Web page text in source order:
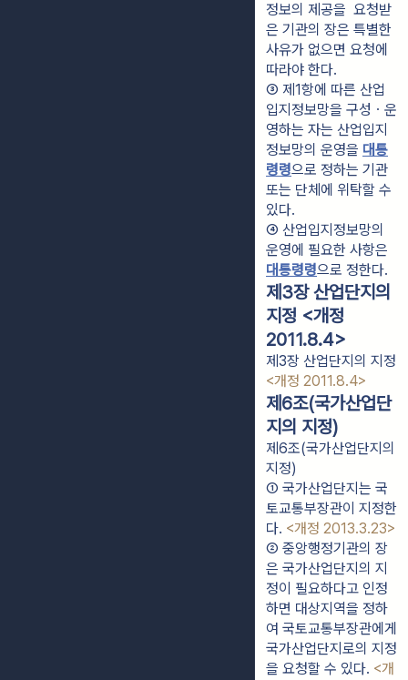
정보의 제공을  요청받
은 기관의 장은 특별한
사유가 없으면 요청에
따라야 한다.
③ 제1항에 따른 산업
입지정보망을 구성ㆍ운
영하는 자는 산업입지
정보망의 운영을 대통
령령으로 정하는 기관
또는 단체에 위탁할 수
있다.
④ 산업입지정보망의
대통령령으로 정한다.
제3장 산업단지의
지정 <개정
2011.8.4>
제3장 산업단지의 지정
<개정 2011.8.4>
제6조(국가산업단
지의 지정)
제6조(국가산업단지의
지정)
① 국가산업단지는 국
토교통부장관이 지정한
다. <개정 2013.3.23>
② 중앙행정기관의 장
은 국가산업단지의 지
정이 필요하다고 인정
하면 대상지역을 정하
여 국토교통부장관에게
국가산업단지로의 지정
을 요청할 수 있다. <개